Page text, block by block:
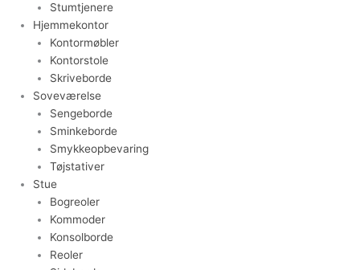
Stumtjenere
Hjemmekontor
Kontormøbler
Kontorstole
Skriveborde
Soveværelse
Sengeborde
Sminkeborde
Smykkeopbevaring
Tøjstativer
Stue
Bogreoler
Kommoder
Konsolborde
Reoler